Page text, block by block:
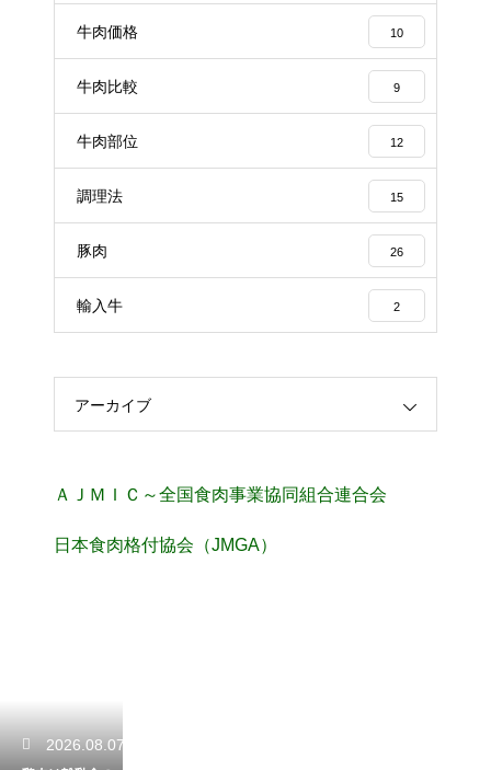
牛肉価格 10
牛肉比較 9
牛肉部位 12
調理法 15
豚肉 26
輸入牛 2
アーカイブ
ＡＪＭＩＣ～全国食肉事業協同組合連合会
日本食肉格付協会（JMGA）
2026.08.07